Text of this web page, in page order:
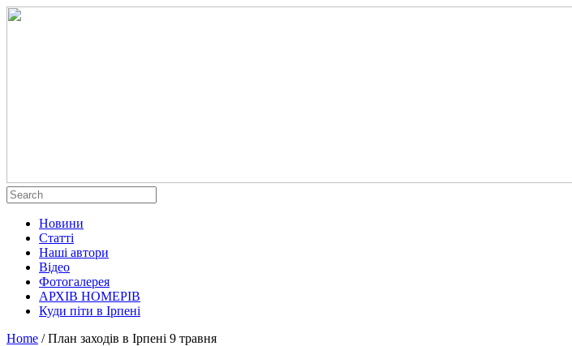
Новини
Статті
Наші автори
Відео
Фотогалерея
АРХІВ НОМЕРІВ
Куди піти в Ірпені
Home / План заходів в Ірпені 9 травня